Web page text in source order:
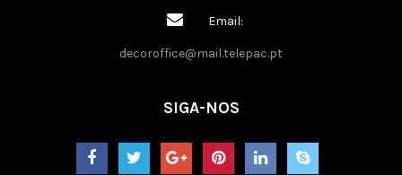
Email:
decoroffice@mail.telepac.pt
SIGA-NOS